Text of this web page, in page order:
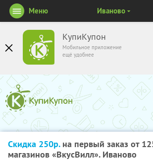
КупиКупон
Мобильное приложение
ещё удобнее
Меню Иваново
Скидка 250р.на первый заказ от
магазинов «ВкусВилл». Иваново